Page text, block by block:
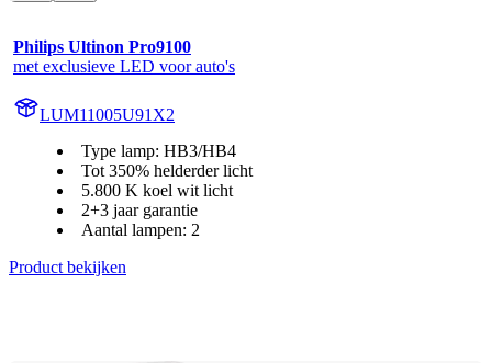
Philips Ultinon Pro9100
met exclusieve LED voor auto's
LUM11005U91X2
Type lamp: HB3/HB4
Tot 350% helderder licht
5.800 K koel wit licht
2+3 jaar garantie
Aantal lampen: 2
Product bekijken